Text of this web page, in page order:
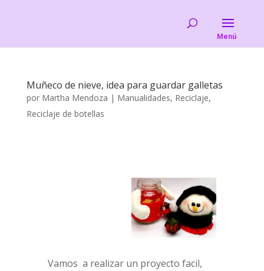
Muñeco de nieve, idea para guardar galletas
por Martha Mendoza | Manualidades, Reciclaje,
Reciclaje de botellas
Vamos a realizar un proyecto facil,